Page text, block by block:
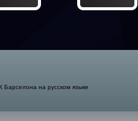
на русском языке